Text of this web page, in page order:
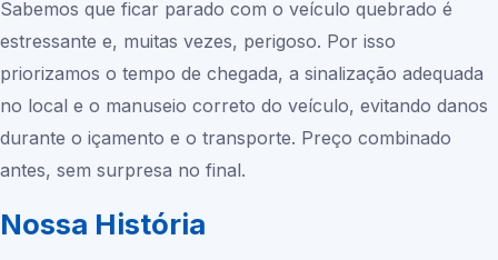
Sabemos que ficar parado com o veículo quebrado é
estressante e, muitas vezes, perigoso. Por isso
priorizamos o tempo de chegada, a sinalização adequada
no local e o manuseio correto do veículo, evitando danos
durante o içamento e o transporte. Preço combinado
antes, sem surpresa no final.
Nossa História